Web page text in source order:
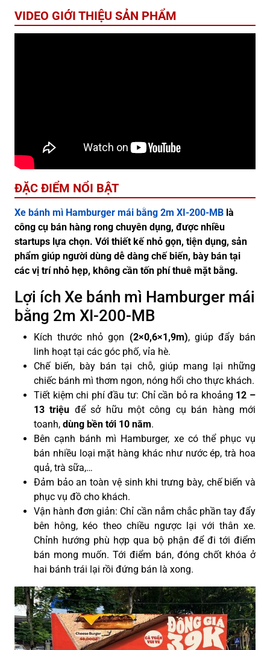
VIDEO GIỚI THIỆU SẢN PHẨM
ĐẶC ĐIỂM NỔI BẬT
Xe bánh mì Hamburger mái bằng 2m XI-200-MB là
công cụ bán hàng rong chuyên dụng, được nhiều
startups lựa chọn. Với thiết kế nhỏ gọn, tiện dụng, sản
phẩm giúp người dùng dễ dàng chế biến, bày bán tại
các vị trí nhỏ hẹp, không cần tốn phí thuê mặt bằng.
Lợi ích Xe bánh mì Hamburger mái
bằng 2m XI-200-MB
Kích thước nhỏ gọn (2×0,6×1,9m), giúp đẩy bán
linh hoạt tại các góc phố, vỉa hè.
Chế biến, bày bán tại chỗ, giúp mang lại những
chiếc bánh mì thơm ngon, nóng hổi cho thực khách.
Tiết kiệm chi phí đầu tư: Chỉ cần bỏ ra khoảng 12 –
13 triệu để sở hữu một công cụ bán hàng mới
toanh, dùng bền tới 10 năm.
Bên cạnh bánh mì Hamburger, xe có thể phục vụ
bán nhiều loại mặt hàng khác như nước ép, trà hoa
quả, trà sữa,…
Đảm bảo an toàn vệ sinh khi trưng bày, chế biến và
phục vụ đồ cho khách.
Vận hành đơn giản: Chỉ cần nắm chắc phần tay đẩy
bên hông, kéo theo chiều ngược lại với thân xe.
Chỉnh hướng phù hợp qua bộ phận để đi tới điểm
bán mong muốn. Tới điểm bán, đóng chốt khóa ở
hai bánh trái lại rồi đứng bán là xong.